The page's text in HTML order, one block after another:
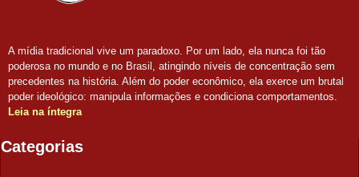
A mídia tradicional vive um paradoxo. Por um lado, ela nunca foi tão
poderosa no mundo e no Brasil, atingindo níveis de concentração sem
precedentes na história. Além do poder econômico, ela exerce um brutal
poder ideológico: manipula informações e condiciona comportamentos.
Leia na íntegra
Categorias